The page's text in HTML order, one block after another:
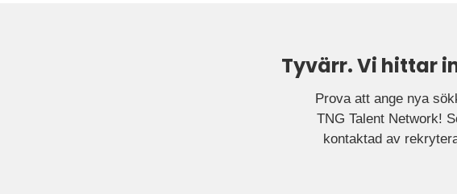
Tyvärr. Vi hittar
Prova att ange nya
TNG Talent Network!
kontaktad av